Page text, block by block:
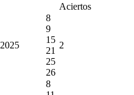
Aciertos
8
9
15
21
25
26
2
8